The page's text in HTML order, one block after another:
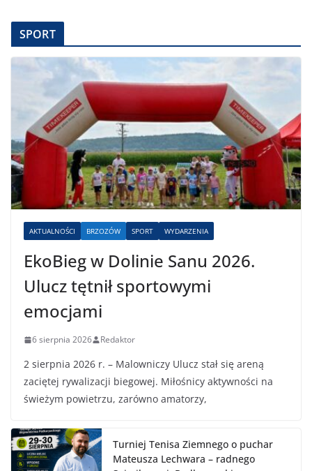
SPORT
AKTUALNOŚCI BRZOZÓW SPORT WYDARZENIA
EkoBieg w Dolinie Sanu 2026.
Ulucz tętnił sportowymi
emocjami
6 sierpnia 2026 Redaktor
2 sierpnia 2026 r. – Malowniczy Ulucz stał się areną
zaciętej rywalizacji biegowej. Miłośnicy aktywności na
świeżym powietrzu, zarówno amatorzy,
Turniej Tenisa Ziemnego o puchar
Mateusza Lechwara – radnego